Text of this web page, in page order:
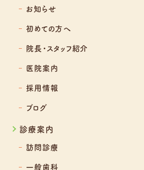
お知らせ
初めての方へ
院長・スタッフ紹介
医院案内
採用情報
ブログ
診療案内
訪問診療
一般歯科